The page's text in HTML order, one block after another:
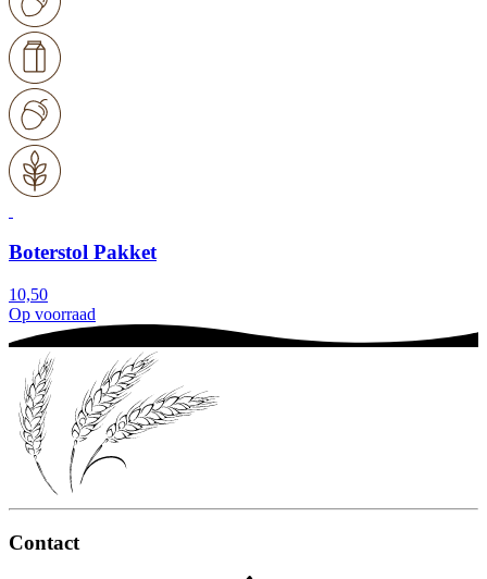
Boterstol Pakket
10,50
Op voorraad
Contact